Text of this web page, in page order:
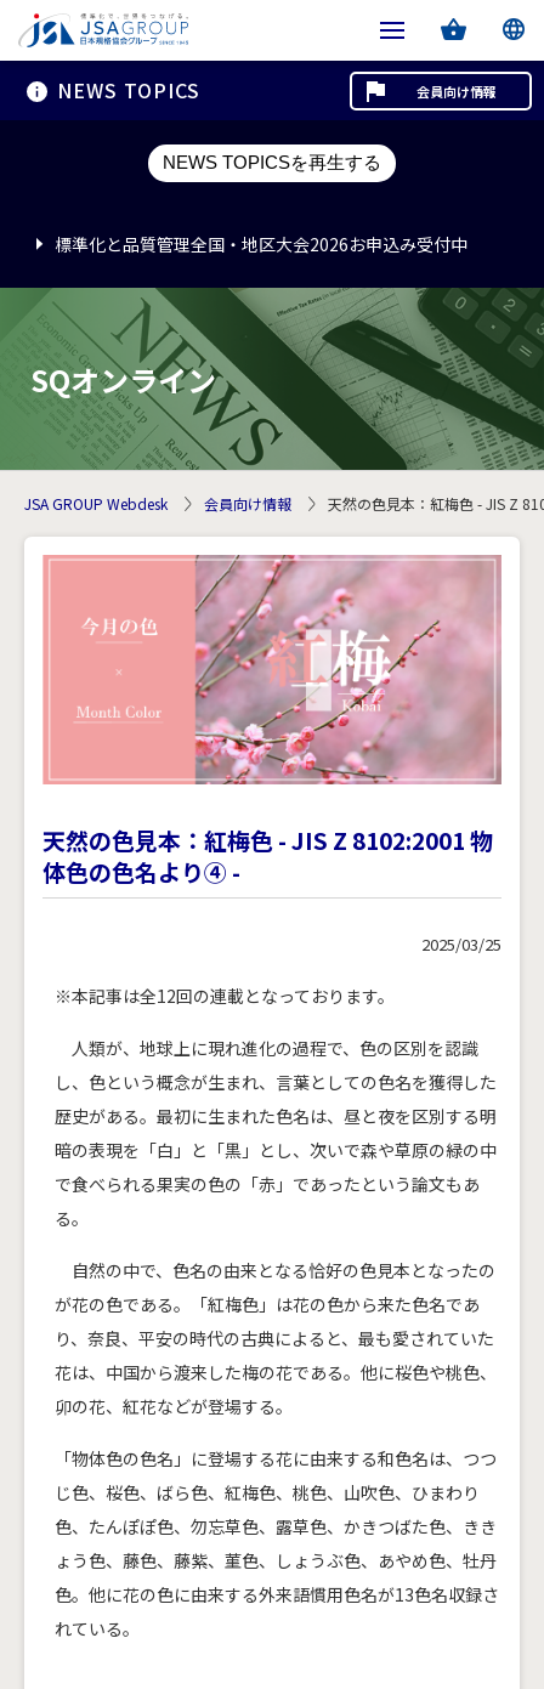
NEWS TOPICS
NEWS TOPICSを再生する
標準化と品質管理全国・地区大会2026お申込み受付中
標準化と品質管理全国・地区大会2026お申込み受付中
標準化と品質管理全国・地区大会2026お申込み受付中
会員向け情報
SQオンライン
JSA GROUP Webdesk 会員向け情報 天然の色見本：紅梅色 - JIS Z
天然の色見本：紅梅色 - JIS Z 8102:2001 物
体色の色名より④ -
2025/03/25
※本記事は全12回の連載となっております。
人類が、地球上に現れ進化の過程で、色の区別を認識
し、色という概念が生まれ、言葉としての色名を獲得した
歴史がある。最初に生まれた色名は、昼と夜を区別する明
暗の表現を「白」と「黒」とし、次いで森や草原の緑の中
で食べられる果実の色の「赤」であったという論文もあ
る。
自然の中で、色名の由来となる恰好の色見本となったの
が花の色である。「紅梅色」は花の色から来た色名であ
り、奈良、平安の時代の古典によると、最も愛されていた
花は、中国から渡来した梅の花である。他に桜色や桃色、
卯の花、紅花などが登場する。
「物体色の色名」に登場する花に由来する和色名は、つつ
じ色、桜色、ばら色、紅梅色、桃色、山吹色、ひまわり
色、たんぽぽ色、勿忘草色、露草色、かきつばた色、きき
ょう色、藤色、藤紫、菫色、しょうぶ色、あやめ色、牡丹
色。他に花の色に由来する外来語慣用色名が13色名収録さ
れている。